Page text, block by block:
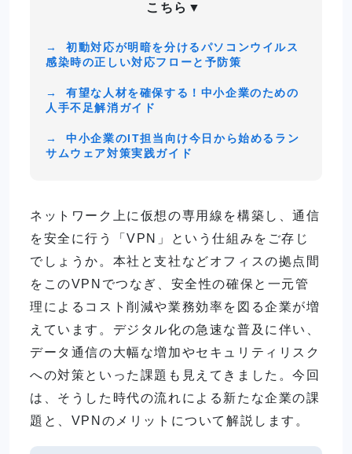
こちら ▼
→
初動対応が明暗を分けるパソコンウイルス
感染時の正しい対応フローと予防策
→
有望な人材を確保する！中小企業のための
人手不足解消ガイド
→
中小企業のIT担当向け今日から始めるラン
サムウェア対策実践ガイド
ネットワーク上に仮想の専用線を構築し、通信
を安全に行う「VPN」という仕組みをご存じ
でしょうか。本社と支社などオフィスの拠点間
をこのVPNでつなぎ、安全性の確保と一元管
理によるコスト削減や業務効率を図る企業が増
えています。デジタル化の急速な普及に伴い、
データ通信の大幅な増加やセキュリティリスク
への対策といった課題も見えてきました。今回
は、そうした時代の流れによる新たな企業の課
題と、VPNのメリットについて解説します。